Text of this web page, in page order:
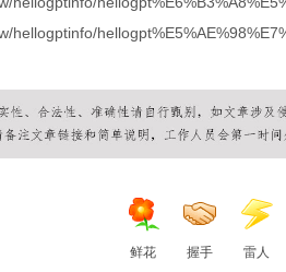
hellogptinfo/
鲜花 握手 雷人